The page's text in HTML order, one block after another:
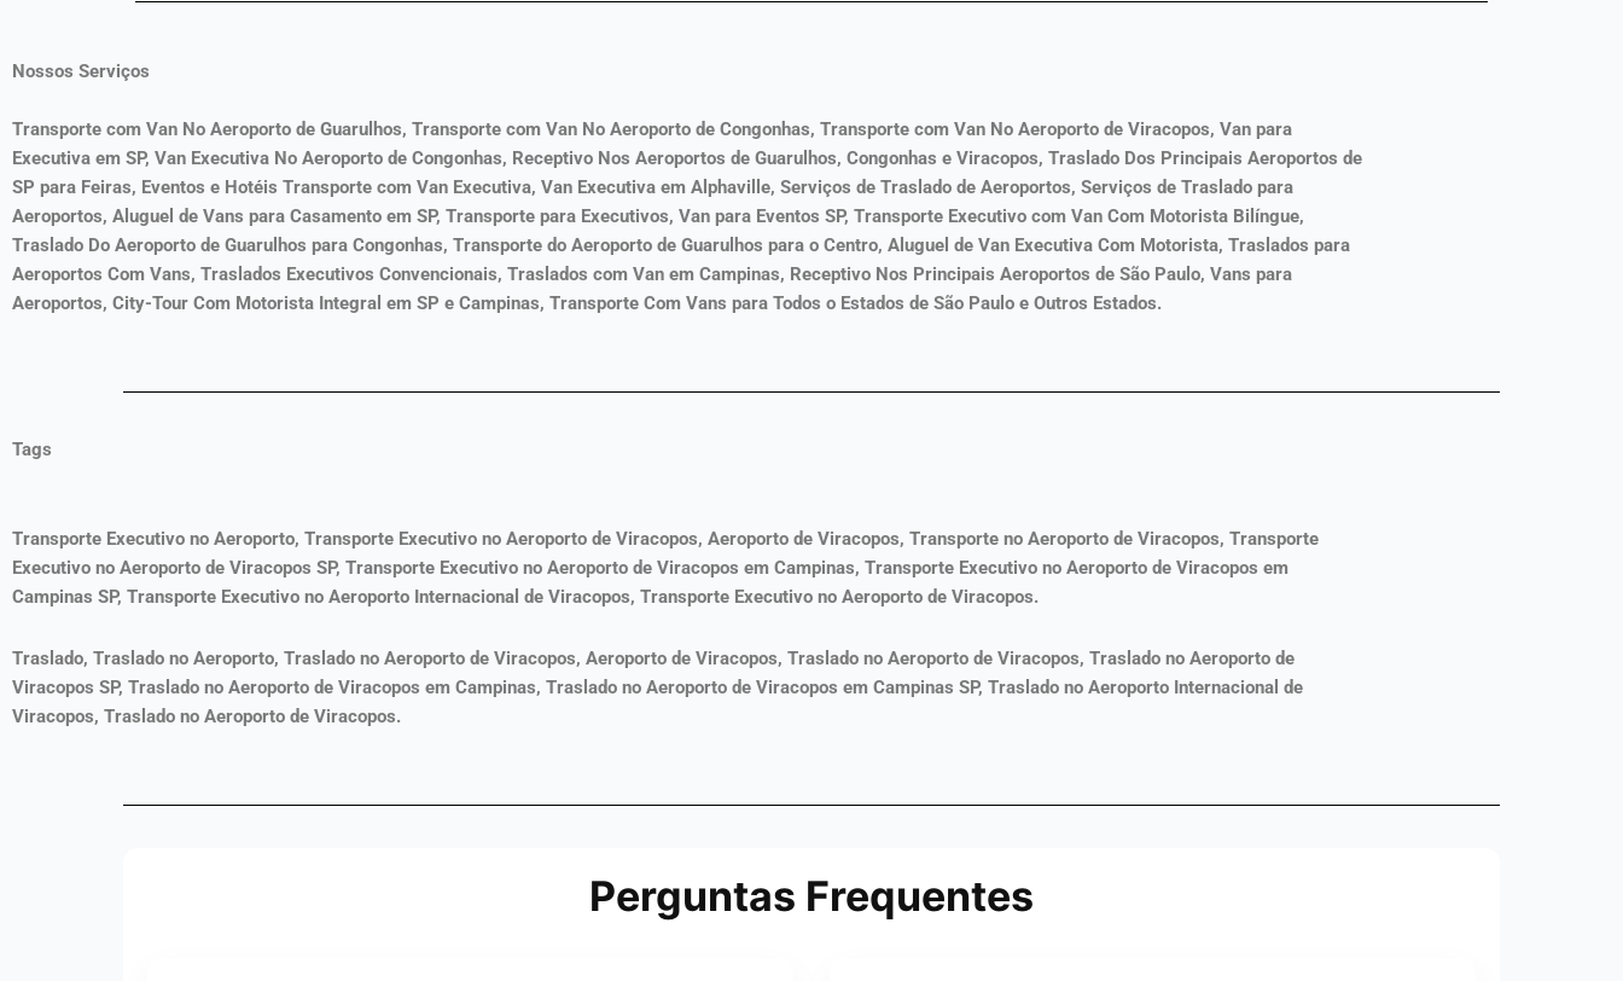
Nossos Serviços
Transporte com Van No Aeroporto de Guarulhos, Transporte com Van No Aeroporto de Congonhas, Transporte com Van No Aeroporto de Viracopos, Van para
Executiva em SP, Van Executiva No Aeroporto de Congonhas, Receptivo Nos Aeroportos de Guarulhos, Congonhas e Viracopos, Traslado Dos Principais Aeroportos de
SP para Feiras, Eventos e Hotéis Transporte com Van Executiva, Van Executiva em Alphaville, Serviços de Traslado de Aeroportos, Serviços de Traslado para
Aeroportos, Aluguel de Vans para Casamento em SP, Transporte para Executivos, Van para Eventos SP, Transporte Executivo com Van Com Motorista Bilíngue,
Traslado Do Aeroporto de Guarulhos para Congonhas, Transporte do Aeroporto de Guarulhos para o Centro, Aluguel de Van Executiva Com Motorista, Traslados para
Aeroportos Com Vans, Traslados Executivos Convencionais, Traslados com Van em Campinas, Receptivo Nos Principais Aeroportos de São Paulo, Vans para
Aeroportos, City-Tour Com Motorista Integral em SP e Campinas, Transporte Com Vans para Todos o Estados de São Paulo e Outros Estados.
Tags
Transporte Executivo no Aeroporto, Transporte Executivo no Aeroporto de Viracopos, Aeroporto de Viracopos, Transporte no Aeroporto de Viracopos, Transporte
Executivo no Aeroporto de Viracopos SP, Transporte Executivo no Aeroporto de Viracopos em Campinas, Transporte Executivo no Aeroporto de Viracopos em
Campinas SP, Transporte Executivo no Aeroporto Internacional de Viracopos, Transporte Executivo no Aeroporto de Viracopos.
Traslado, Traslado no Aeroporto, Traslado no Aeroporto de Viracopos, Aeroporto de Viracopos, Traslado no Aeroporto de Viracopos, Traslado no Aeroporto de
Viracopos SP, Traslado no Aeroporto de Viracopos em Campinas, Traslado no Aeroporto de Viracopos em Campinas SP, Traslado no Aeroporto Internacional de
Viracopos, Traslado no Aeroporto de Viracopos.
Perguntas Frequentes